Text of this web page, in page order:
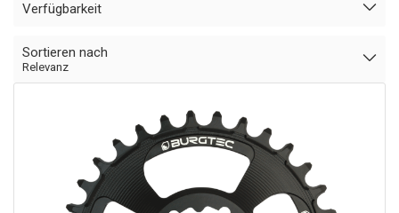
Verfügbarkeit
Sortieren nach
Relevanz